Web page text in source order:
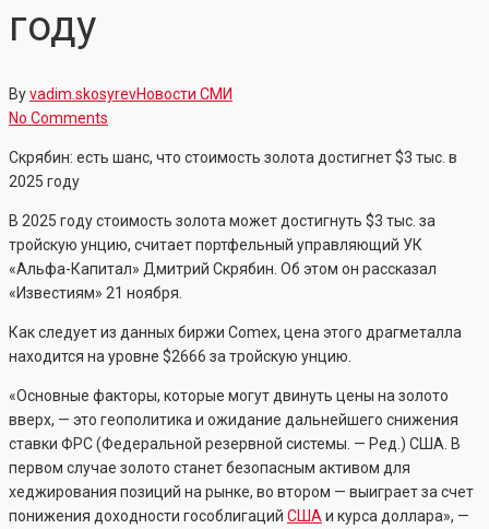
году
Byvadim.skosyrevНовости СМИ
No Comments
Скрябин: есть шанс, что стоимость золота достигнет $3 тыс. в
2025 году
В 2025 году стоимость золота может достигнуть $3 тыс. за
тройскую унцию, считает портфельный управляющий УК
«Альфа-Капитал» Дмитрий Скрябин. Об этом он рассказал
«Известиям» 21 ноября.
Как следует из данных биржи Comex, цена этого драгметалла
находится на уровне $2666 за тройскую унцию.
«Основные факторы, которые могут двинуть цены на золото
вверх, — это геополитика и ожидание дальнейшего снижения
ставки ФРС (Федеральной резервной системы. — Ред.) США. В
первом случае золото станет безопасным активом для
хеджирования позиций на рынке, во втором — выиграет за счет
понижения доходности гособлигаций СШАи курса доллара», —